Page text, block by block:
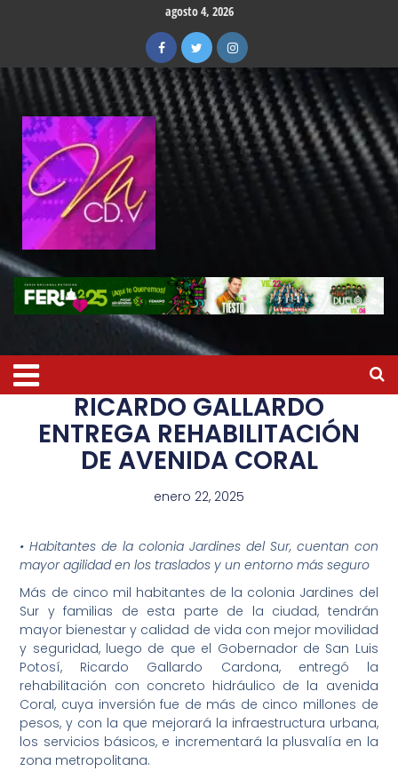
agosto 4, 2026
RICARDO GALLARDO
ENTREGA REHABILITACIÓN
DE AVENIDA CORAL
enero 22, 2025
• Habitantes de la colonia Jardines del Sur, cuentan con
mayor agilidad en los traslados y un entorno más seguro
Más de cinco mil habitantes de la colonia Jardines del
Sur y familias de esta parte de la ciudad, tendrán
mayor bienestar y calidad de vida con mejor movilidad
y seguridad, luego de que el Gobernador de San Luis
Potosí, Ricardo Gallardo Cardona, entregó la
rehabilitación con concreto hidráulico de la avenida
Coral, cuya inversión fue de más de cinco millones de
pesos, y con la que mejorará la infraestructura urbana,
los servicios básicos, e incrementará la plusvalía en la
zona metropolitana.